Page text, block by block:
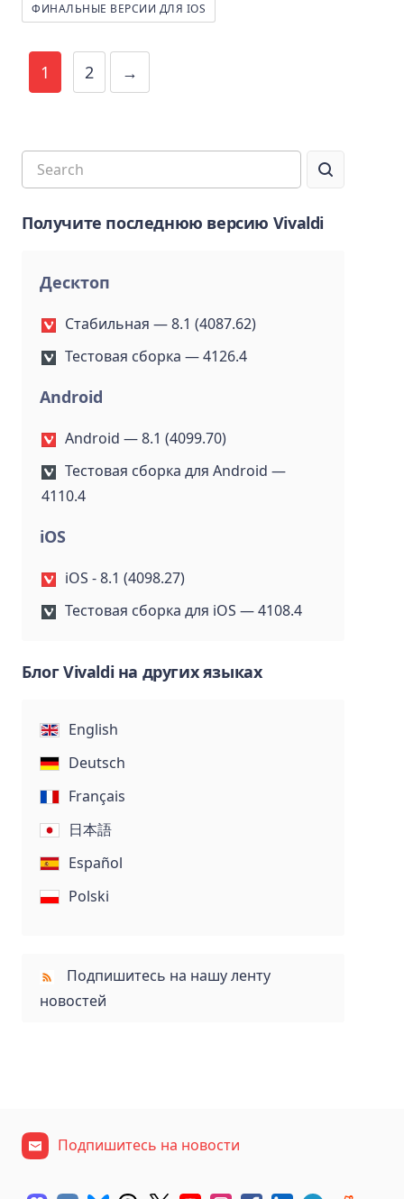
ФИНАЛЬНЫЕ ВЕРСИИ ДЛЯ IOS
1 2 →
Получите последнюю версию Vivaldi
Десктоп
Стабильная — 8.1 (4087.62)
Тестовая сборка — 4126.4
Android
Android — 8.1 (4099.70)
Тестовая сборка для Android —
4110.4
iOS
iOS - 8.1 (4098.27)
Тестовая сборка для iOS — 4108.4
Блог Vivaldi на других языках
English
Deutsch
Français
日本語
Español
Polski
Подпишитесь на нашу ленту
новостей
Подпишитесь на новости